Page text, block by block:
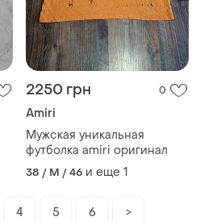
2250 грн 0
Amiri
Мужская уникальная
футболка amiri оригинал
38 / M / 46 и еще 1
4 5 6 >